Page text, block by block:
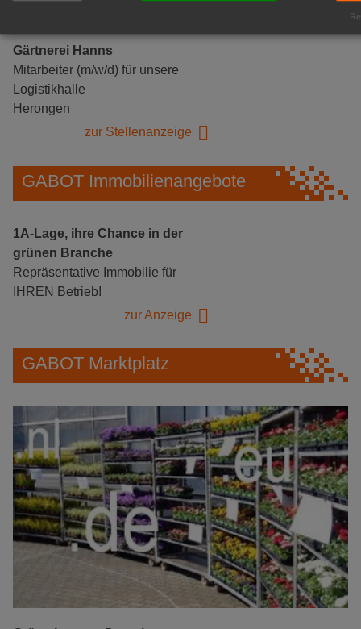
Gärtnerei Hanns
Mitarbeiter (m/w/d) für unsere
Logistikhalle
Herongen
zur Stellenanzeige
GABOT Immobilienangebote
1A-Lage, ihre Chance in der
grünen Branche
Repräsentative Immobilie für
IHREN Betrieb!
zur Anzeige
GABOT Marktplatz